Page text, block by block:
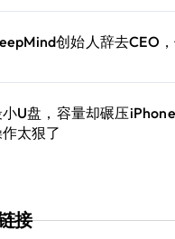
创始人辞去CEO
U盘，容量却碾压
太狠了
接